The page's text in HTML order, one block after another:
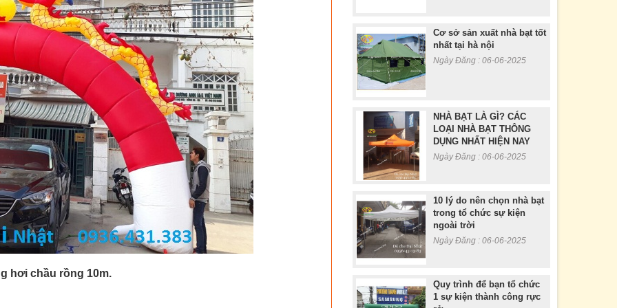
hơi chầu rồng 10m.
Cơ sở sản xuất nhà bạt tốt
nhất tại hà nội
Ngày Đăng : 06-06-2025
NHÀ BẠT LÀ GÌ? CÁC
LOẠI NHÀ BẠT THÔNG
DỤNG NHẤT HIỆN NAY
Ngày Đăng : 06-06-2025
10 lý do nên chọn nhà bạt
trong tổ chức sự kiện
ngoài trời
Ngày Đăng : 06-06-2025
Quy trình để bạn tổ chức
1 sự kiện thành công rực